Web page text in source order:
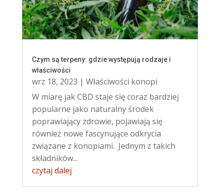
Czym są terpeny: gdzie występują rodzaje i
właściwości
wrz 18, 2023 | Właściwości konopi
W miarę jak CBD staje się coraz bardziej
popularne jako naturalny środek
poprawiający zdrowie, pojawiają się
również nowe fascynujące odkrycia
związane z konopiami. Jednym z takich
składników...
czytaj dalej